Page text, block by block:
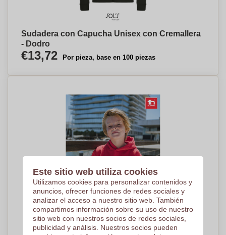
Sudadera con Capucha Unisex con Cremallera
- Dodro
€13,72 Por pieza, base en 100 piezas
Este sitio web utiliza cookies
Utilizamos cookies para personalizar contenidos y
anuncios, ofrecer funciones de redes sociales y
analizar el acceso a nuestro sitio web. También
compartimos información sobre su uso de nuestro
sitio web con nuestros socios de redes sociales,
publicidad y análisis. Nuestros socios pueden